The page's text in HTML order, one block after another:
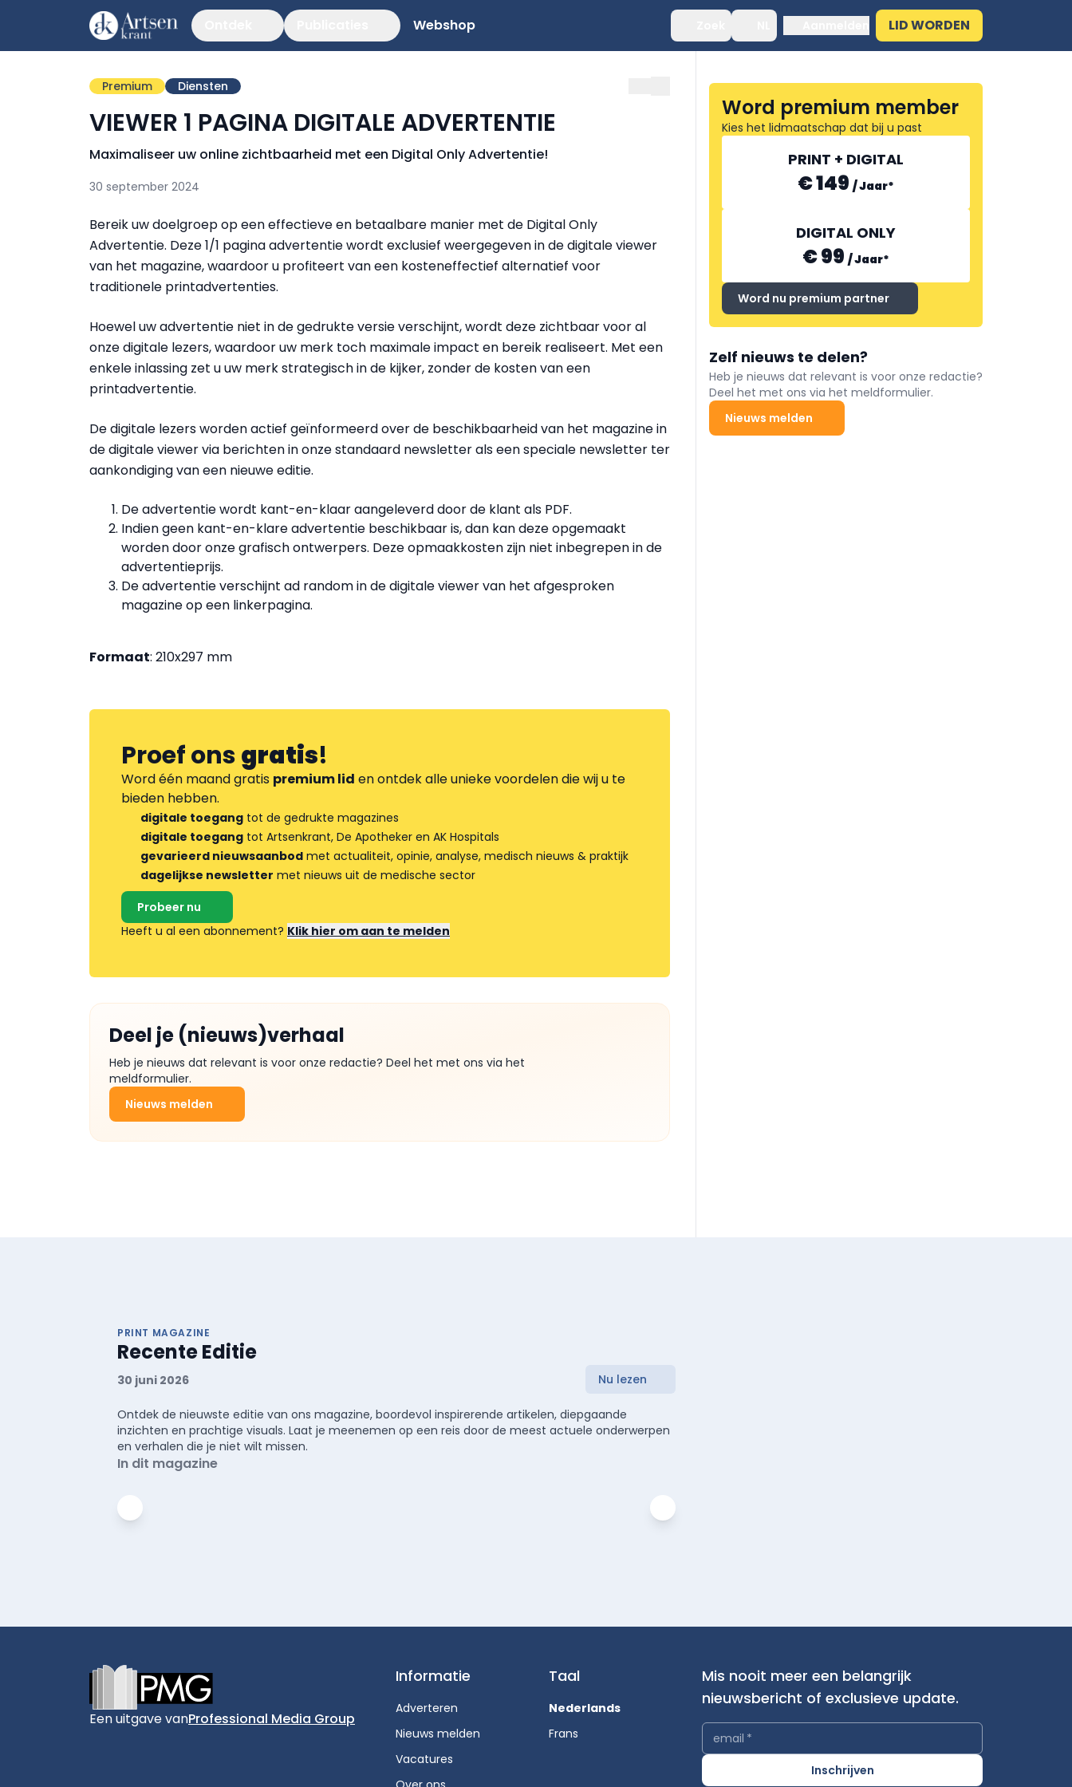
Webshop LID WORDEN
Premium Diensten
VIEWER 1 PAGINA DIGITALE ADVERTENTIE
Maximaliseer uw online zichtbaarheid met een Digital Only Advertentie!
30 september 2024
Bereik uw doelgroep op een effectieve en betaalbare manier met de Digital Only
Advertentie. Deze 1/1 pagina advertentie wordt exclusief weergegeven in de digitale viewer
van het magazine, waardoor u profiteert van een kosteneffectief alternatief voor
traditionele printadvertenties.
Hoewel uw advertentie niet in de gedrukte versie verschijnt, wordt deze zichtbaar voor al
onze digitale lezers, waardoor uw merk toch maximale impact en bereik realiseert. Met een
enkele inlassing zet u uw merk strategisch in de kijker, zonder de kosten van een
printadvertentie.
De digitale lezers worden actief geïnformeerd over de beschikbaarheid van het magazine in
de digitale viewer via berichten in onze standaard newsletter als een speciale newsletter ter
aankondiging van een nieuwe editie.
De advertentie wordt kant-en-klaar aangeleverd door de klant als PDF.
Indien geen kant-en-klare advertentie beschikbaar is, dan kan deze opgemaakt
worden door onze grafisch ontwerpers. Deze opmaakkosten zijn niet inbegrepen in de
advertentieprijs.
De advertentie verschijnt ad random in de digitale viewer van het afgesproken
magazine op een linkerpagina.
Formaat: 210x297 mm
Proef onsgratis!
Word één maand gratis premium lid en ontdek alle unieke voordelen die wij u te
bieden hebben.
digitale toegang tot de gedrukte magazines
digitale toegang tot Artsenkrant, De Apotheker en AK Hospitals
gevarieerd nieuwsaanbod met actualiteit, opinie, analyse, medisch nieuws & praktijk
dagelijkse newsletter met nieuws uit de medische sector
Probeer nu
Heeft u al een abonnement? Klik hier om aan te melden
Deel je (nieuws)verhaal
Heb je nieuws dat relevant is voor onze redactie? Deel het met ons via het
meldformulier.
Nieuws melden
Word premium member
Kies het lidmaatschap dat bij u past
PRINT + DIGITAL
€ 149 /Jaar*
DIGITAL ONLY
€ 99 /Jaar*
Word nu premium partner
Zelf nieuws te delen?
Heb je nieuws dat relevant is voor onze redactie?
Deel het met ons via het meldformulier.
Nieuws melden
PRINT MAGAZINE
Recente Editie
30 juni 2026 Nu lezen
Ontdek de nieuwste editie van ons magazine, boordevol inspirerende artikelen, diepgaande
inzichten en prachtige visuals. Laat je meenemen op een reis door de meest actuele onderwerpen
en verhalen die je niet wilt missen.
In dit magazine
Een uitgave vanProfessional Media Group
Informatie
Adverteren
Nieuws melden
Vacatures
Taal
Nederlands
Frans
Mis nooit meer een belangrijk
nieuwsbericht of exclusieve update.
email *
Inschrijven